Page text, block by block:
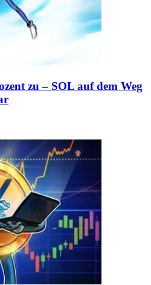
zu – SOL auf dem Weg